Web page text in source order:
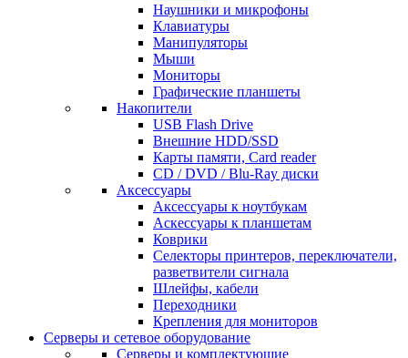
Наушники и микрофоны
Клавиатуры
Манипуляторы
Мыши
Мониторы
Графические планшеты
Накопители
USB Flash Drive
Внешние HDD/SSD
Карты памяти, Card reader
CD / DVD / Blu-Ray диски
Аксессуары
Аксессуары к ноутбукам
Аскессуары к планшетам
Коврики
Селекторы принтеров, переключатели,
разветвители сигнала
Шлейфы, кабели
Переходники
Крепления для мониторов
Серверы и сетевое оборудование
Серверы и комплектующие